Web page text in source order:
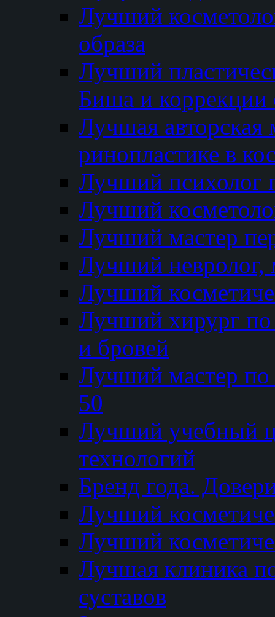
Лучший
образа
Лучший
Биша и коррекции
Лучшая авторская
ринопластике в
Лучший психолог
Лучший
Лучший мастер
Лучший невролог,
Лучший
Лучший хирург по
и бровей
Лучший мастер
50
Лучший
технологий
Бренд года.
Лучший
Лучший
Лучшая клиника
суставов